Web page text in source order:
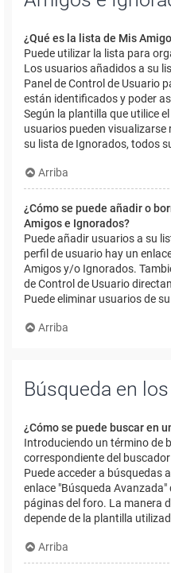
¿Qué es la lista de Mis
Puede utilizar la lista para
Los usuarios añadidos a su
Panel de Control de Usuario
están identificados y poder
Según la plantilla que utilice
usuarios pueden visualizarse
su lista de Ignorados, todos
Arriba
¿Cómo se puede añadir o
Amigos e Ignorados?
Puede añadir usuarios a su
perfil de usuario hay un
Amigos y/o Ignorados.
de Control de Usuario
Puede eliminar usuarios de
Arriba
Búsqueda en
¿Cómo se puede buscar en
Introduciendo un término de
correspondiente del
Puede acceder a búsquedas
enlace "Búsqueda
páginas del foro. La manera
depende de la plantilla
Arriba